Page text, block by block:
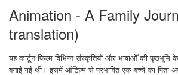
Animation - A Family
translation)
यह कार्टून फिल्म विभिन्न संस्कृतियों और भाषाओँ की
बनाई गई थी। इसमें ऑटिज़्म से प्रभावित एक बच्चे का पिता